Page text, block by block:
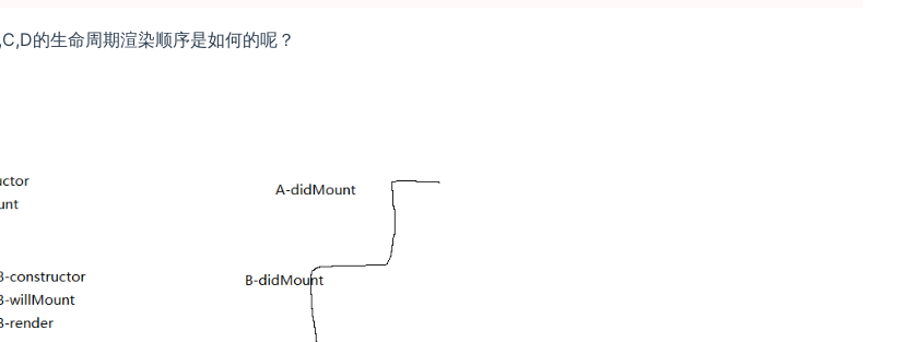
的生命周期渲染顺序是如何的呢？